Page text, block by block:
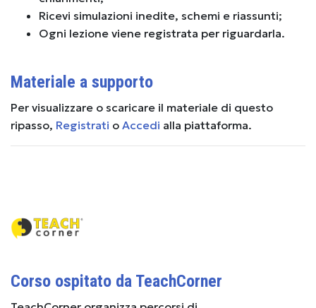
Ricevi simulazioni inedite, schemi e riassunti;
Ogni lezione viene registrata per riguardarla.
Materiale a supporto
Per visualizzare o scaricare il materiale di questo
ripasso, Registrati o Accedi alla piattaforma.
Corso ospitato da TeachCorner